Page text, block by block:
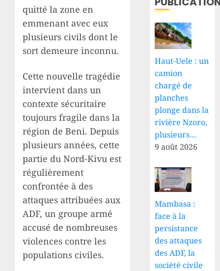
quitté la zone en
emmenant avec eux
plusieurs civils dont le
sort demeure inconnu.
Cette nouvelle tragédie
intervient dans un
contexte sécuritaire
toujours fragile dans la
région de Beni. Depuis
plusieurs années, cette
partie du Nord-Kivu est
régulièrement
confrontée à des
attaques attribuées aux
ADF, un groupe armé
accusé de nombreuses
violences contre les
populations civiles.
Haut-Uele : un
camion
chargé de
planches
plonge dans la
rivière Nzoro,
plusieurs…
9 août 2026
Mambasa :
face à la
persistance
des attaques
des ADF, la
société civile